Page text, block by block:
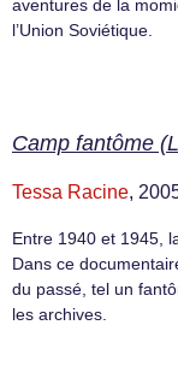
aventures de la
l’Union Soviétique.
Camp fantôme
Tessa Racine,
Entre 1940 et 1945,
Dans ce
du passé, tel un
les archives.